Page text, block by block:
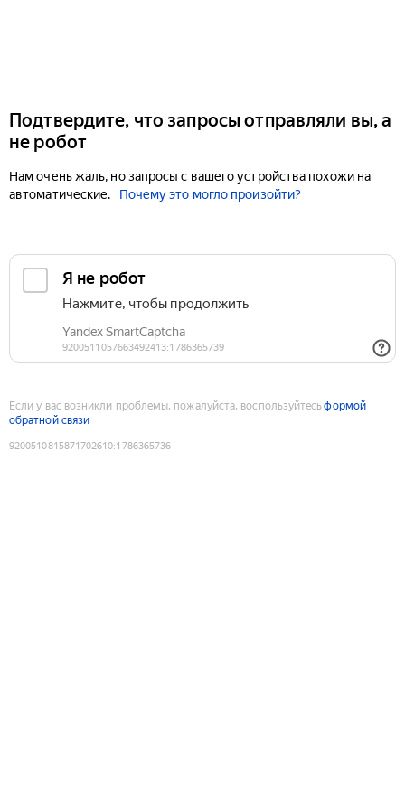
Подтвердите, что запросы отправляли вы, а
не робот
Нам очень жаль, но запросы с вашего устройства похожи на
автоматические.
Почему это могло произойти?
Если у вас возникли проблемы, пожалуйста, воспользуйтесьформой
обратной связи
9200510815871702610:1786365736